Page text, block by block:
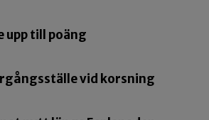
upp till poäng
vid korsning